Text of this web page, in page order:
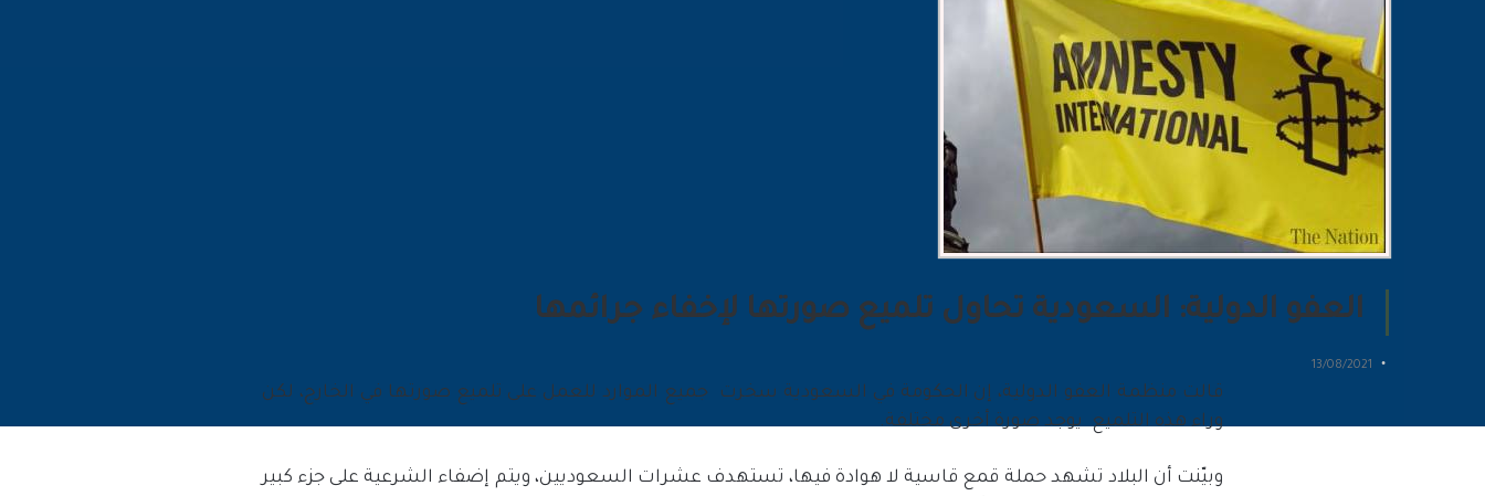
العفو الدولية: السعودية تحاول تلميع صورتها لإخفاء جرائمها
13/08/2021
‏قالت منظمة العفو الدولية، إن الحكومة في السعودية سخرت ⁩ جميع الموارد للعمل على تلميع صورتها في الخارج، لكن
وراء هذه التلميع يوجد صورة أخرى مختلفة.
وبيّنت أن البلاد تشهد حملة قمع قاسية لا هوادة فيها، تستهدف عشرات السعوديين، ويتم إضفاء الشرعية على جزء كبير